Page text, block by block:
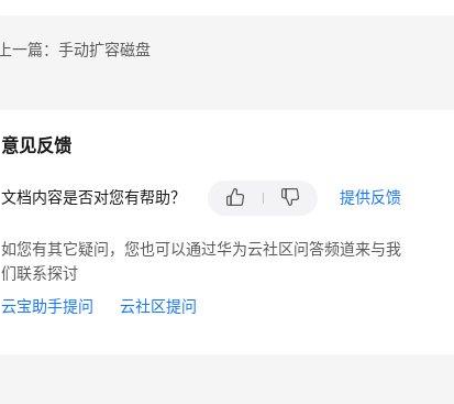
上一篇：手动扩容磁盘
意见反馈
文档内容是否对您有帮助？ 提供反馈
如您有其它疑问，您也可以通过华为云社区问答频道来与我
们联系探讨
云宝助手提问
云社区提问